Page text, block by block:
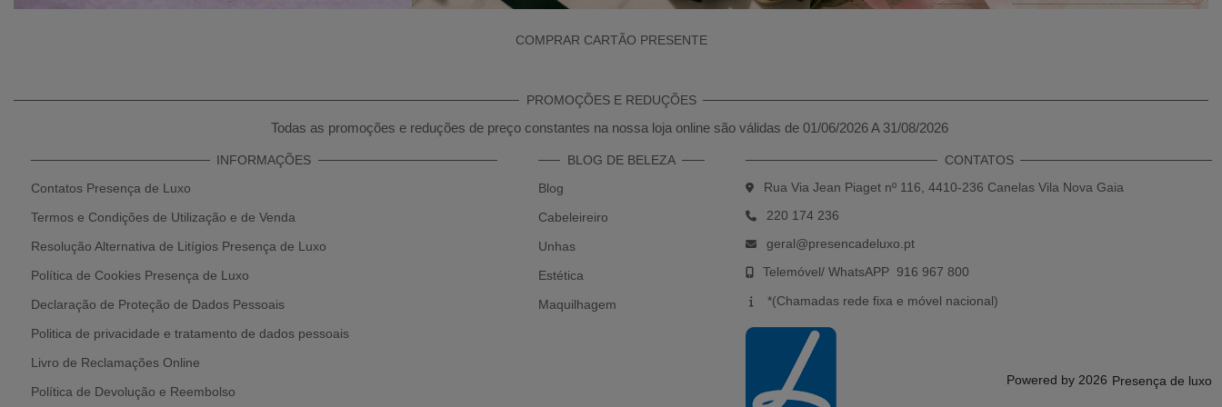
COMPRAR CARTÃO PRESENTE
PROMOÇÕES E REDUÇÕES
Todas as promoções e reduções de preço constantes na nossa loja online são válidas de 01/06/2026 A 31/08/2026
INFORMAÇÕES
Contatos Presença de Luxo
Termos e Condições de Utilização e de Venda
Resolução Alternativa de Litígios Presença de Luxo
Política de Cookies Presença de Luxo
Declaração de Proteção de Dados Pessoais
Politica de privacidade e tratamento de dados pessoais
Livro de Reclamações Online
Política de Devolução e Reembolso
BLOG DE BELEZA
Blog
Cabeleireiro
Unhas
Estética
Maquilhagem
CONTATOS
Rua Via Jean Piaget nº 116, 4410-236 Canelas Vila Nova Gaia
220 174 236
geral@presencadeluxo.pt
Telemóvel/ WhatsAPP 916 967 800
*(Chamadas rede fixa e móvel nacional)
Powered by 2026 Presença de luxo